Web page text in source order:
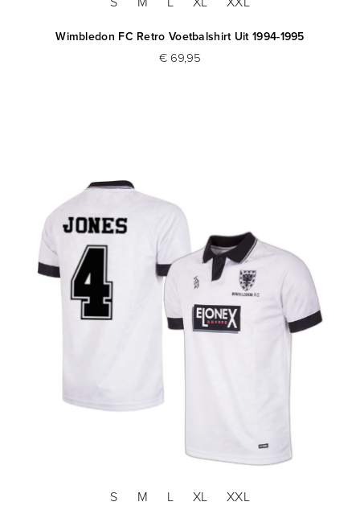
Wimbledon FC Retro Voetbalshirt Uit 1994-1995
€ 69,95
S M L XL XXL